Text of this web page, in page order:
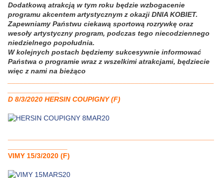
Dodatkową atrakcją w tym roku będzie wzbogacenie
programu akcentem artystycznym z okazji DNIA KOBIET.
Zapewniamy Państwu ciekawą sportową rozrywkę oraz
wesoły artystyczny program, podczas tego niecodziennego
niedzielnego popołudnia.
W kolejnych postach będziemy sukcesywnie informować
Państwa o programie wraz z wszelkimi atrakcjami, będziecie
więc z nami na bieżąco
D 8/3/2020 HERSIN COUPIGNY (F)
VIMY 15/3/2020 (F)